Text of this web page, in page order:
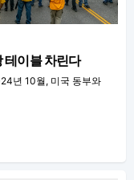
테이블 차린다
년 10월, 미국 동부와